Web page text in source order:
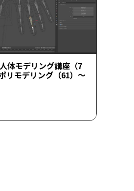
体モデリング講座（7
リモデリング（61）～